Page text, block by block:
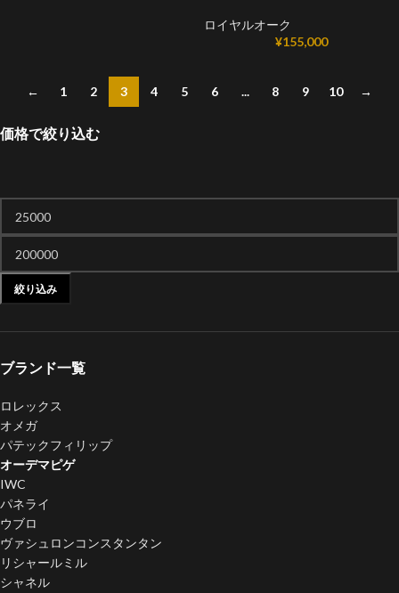
価格で絞り込む
絞り込み
ブランド一覧
ロレックス
オメガ
パテックフィリップ
オーデマピゲ
IWC
パネライ
ウブロ
ヴァシュロンコンスタンタン
リシャールミル
シャネル
ロイヤルオーク
¥155,000
← 1 2 3 4 5 6 ... 8 9 10 →